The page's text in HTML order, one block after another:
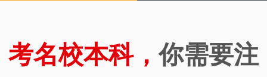
考名校本科，你需要注